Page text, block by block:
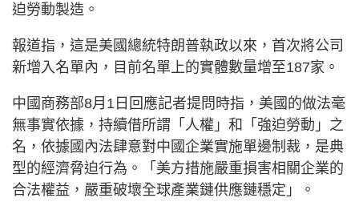
迫勞動製造。
報道指，這是美國總統特朗普執政以來，首次將公司
新增入名單內，目前名單上的實體數量增至187家。
中國商務部8月1日回應記者提問時指，美國的做法毫
無事實依據，持續借所謂「人權」和「強迫勞動」之
名，依據國內法肆意對中國企業實施單邊制裁，是典
型的經濟脅迫行為。「美方措施嚴重損害相關企業的
合法權益，嚴重破壞全球產業鏈供應鏈穩定」。